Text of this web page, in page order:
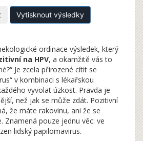
Vytisknout výsledky
ordinace výsledek, který
na HPV, a okamžitě vás to
Je zcela přirozené cítit se
v kombinaci s lékařskou
vyvolat úzkost. Pravda je
než jak se může zdát. Pozitivní
že máte rakovinu, ani že se
Znamená pouze jednu věc: ve
lidský papilomavirus.